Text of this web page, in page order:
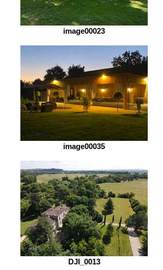
image00023
image00035
DJI_0013